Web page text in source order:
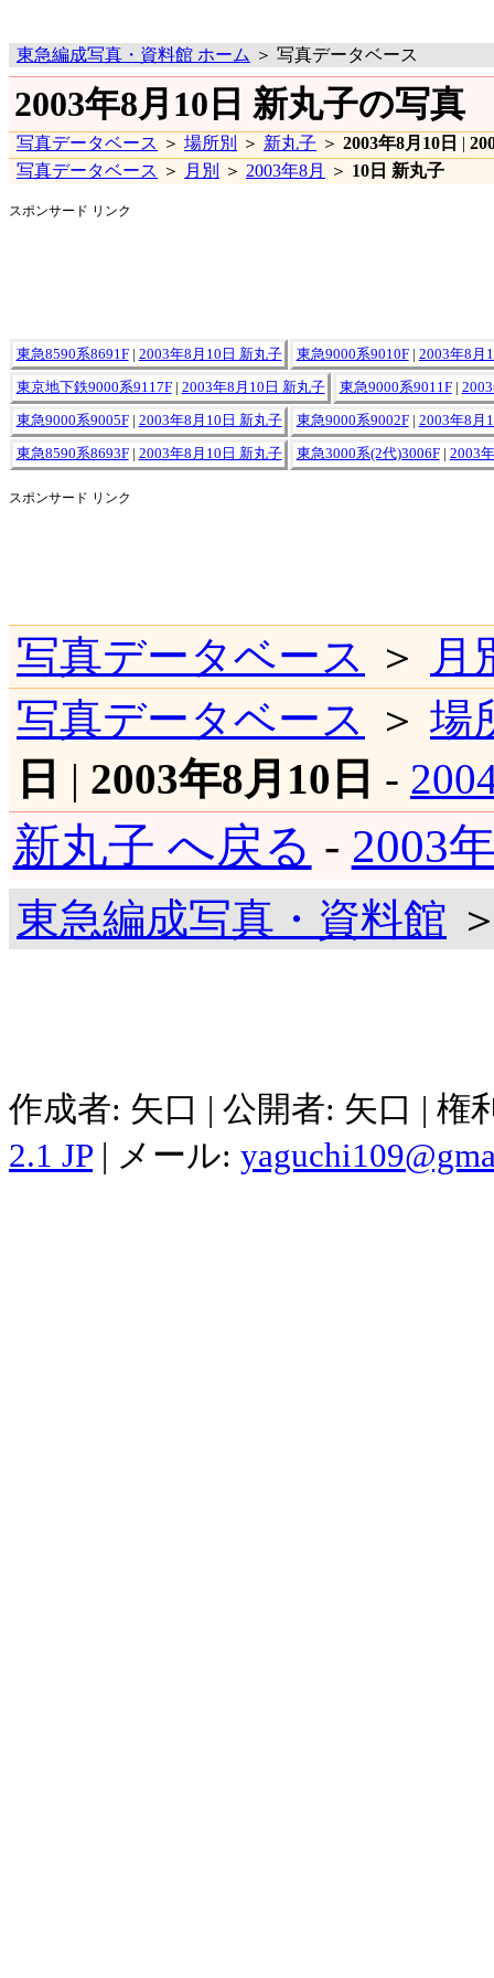
東急編成写真・資料館 ホーム ＞ 写真データベース
2003年8月10日 新丸子の写真
写真データベース ＞ 場所別 ＞ 新丸子 ＞ 2003年8月10日 |
写真データベース ＞ 月別 ＞ 2003年8月 ＞ 10日 新丸子
スポンサード リンク
東急8590系8691F| 2003年8月10日 新丸子 東急9000系9010F| 2003年8月
東京地下鉄9000系9117F| 2003年8月10日 新丸子 東急9000系9011F|
東急9000系9005F| 2003年8月10日 新丸子 東急9000系9002F| 2003年8月
東急8590系8693F| 2003年8月10日 新丸子 東急3000系(2代)3006F| 2003
スポンサード リンク
写真データベース ＞
月
写真データベース
＞ 場
日 | 2003年8月10日 -
新丸子 へ戻る - 2003
東急編成写真・資料館
作成者: 矢口 | 公開者: 矢口 |
2.1 JP | メール: